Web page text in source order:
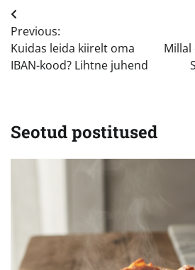
Navigeerimine
Previous:
Kuidas leida kiirelt oma
IBAN-kood? Lihtne juhend
Millal
Seotud postitused